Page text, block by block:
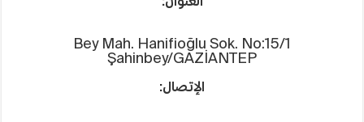
Bey Mah. Hanifioğlu Sok. No:15/1
Şahinbey/GAZİANTEP
الإتصال: